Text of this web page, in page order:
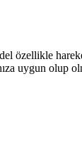
özellikle
uygun olup